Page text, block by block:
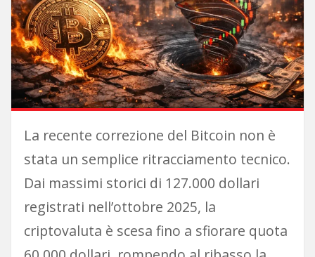
La recente correzione del Bitcoin non è
stata un semplice ritracciamento tecnico.
Dai massimi storici di 127.000 dollari
registrati nell’ottobre 2025, la
criptovaluta è scesa fino a sfiorare quota